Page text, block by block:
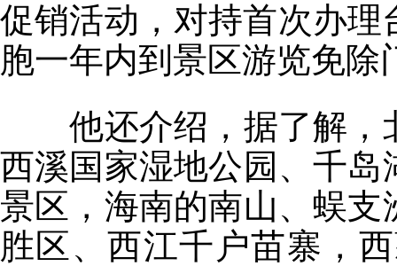
促销活动，对持首次办
胞一年内到景区游览免除
他还介绍，据了解，
西溪国家湿地公园、千
景区，海南的南山、蜈
胜区、西江千户苗寨，